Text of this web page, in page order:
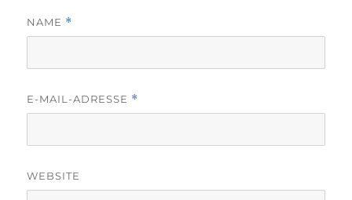
NAME *
E-MAIL-ADRESSE *
WEBSITE